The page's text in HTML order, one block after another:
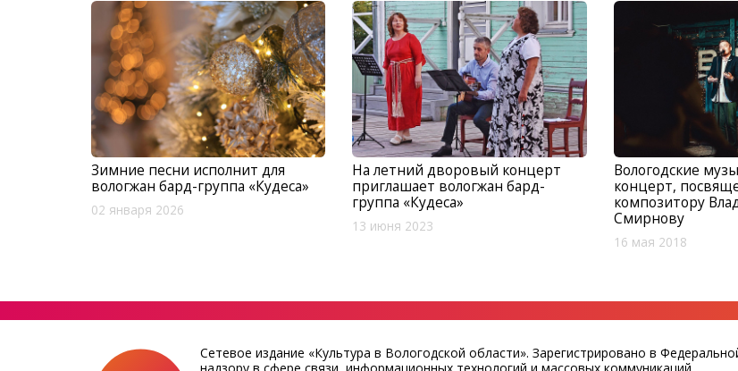
Зимние песни исполнит для
вологжан бард-группа «Кудеса»
02 января 2026
На летний дворовый концерт
приглашает вологжан бард-
группа «Кудеса»
13 июня 2023
Вологодские
концерт,
композитору
Смирнову
16 мая 2018
Сетевое издание «Культура в Вологодской области». Зарегистрировано в